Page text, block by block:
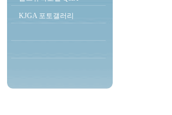
KJGA 포토갤러리